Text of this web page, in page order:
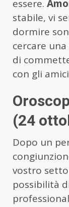
essere.
stabile, vi
dormire
cercare
di
con gli
(24
Dopo un
vostro
possibilità